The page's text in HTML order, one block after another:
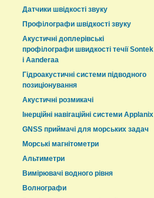
Датчики швідкості звуку
Профілографи швідкості звуку
Акустичні доплерівські
профілографи швидкості течії Sontek
і Aanderaa
Гідроакустичні системи підводного
позиціонування
Акустичні розмикачі
Інерційні навігаційні системи Applanix
GNSS приймачі для морських задач
Морські магнітометри
Альтиметри
Вимірювачі водного рівня
Волнографи